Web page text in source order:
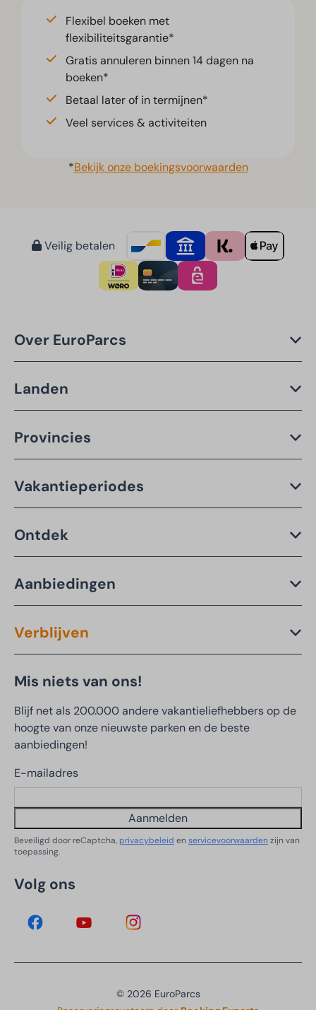
Flexibel boeken met
flexibiliteitsgarantie*
Gratis annuleren binnen 14 dagen na
boeken*
Betaal later of in termijnen*
Veel services & activiteiten
*Bekijk onze boekingsvoorwaarden
Veilig betalen
Over EuroParcs
Landen
Provincies
Vakantieperiodes
Ontdek
Aanbiedingen
Verblijven
Mis niets van ons!
Blijf net als 200.000 andere vakantieliefhebbers op de
hoogte van onze nieuwste parken en de beste
aanbiedingen!
E-mailadres
Aanmelden
Beveiligd door reCaptcha, privacybeleid en servicevoorwaarden zijn van
toepassing.
Volg ons
© 2026 EuroParcs